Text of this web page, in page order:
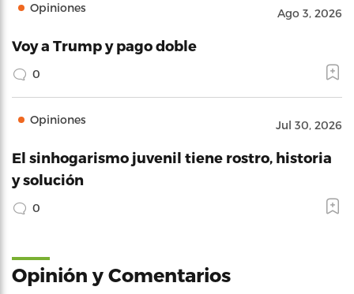
Opiniones Ago 3, 2026
Voy a Trump y pago doble
0
Opiniones Jul 30, 2026
El sinhogarismo juvenil tiene rostro, historia
y solución
0
Opinión y Comentarios